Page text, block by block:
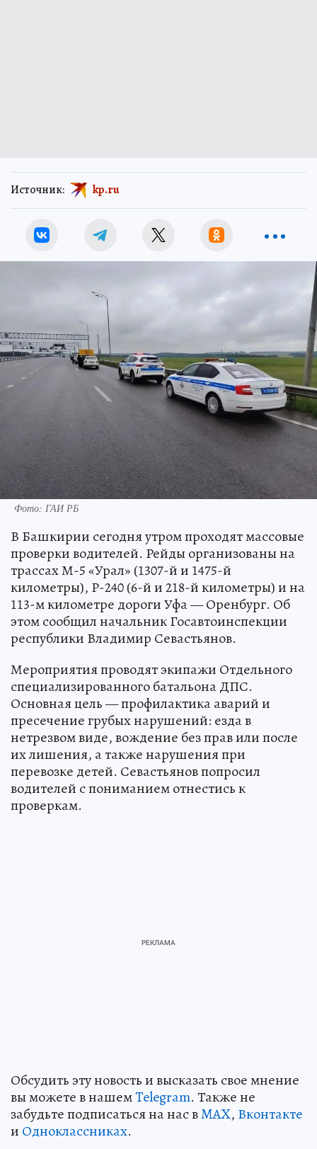
Источник: kp.ru
Фото: ГАИ РБ
В Башкирии сегодня утром проходят массовые
проверки водителей. Рейды организованы на
трассах М-5 «Урал» (1307-й и 1475-й
километры), Р-240 (6-й и 218-й километры) и на
113-м километре дороги Уфа — Оренбург. Об
этом сообщил начальник Госавтоинспекции
республики Владимир Севастьянов.
Мероприятия проводят экипажи Отдельного
специализированного батальона ДПС.
Основная цель — профилактика аварий и
пресечение грубых нарушений: езда в
нетрезвом виде, вождение без прав или после
их лишения, а также нарушения при
перевозке детей. Севастьянов попросил
водителей с пониманием отнестись к
проверкам.
Обсудить эту новость и высказать свое мнение
вы можете в нашемTelegram. Также не
забудьте подписаться на нас вMAX, Вконтакте
и Одноклассниках.